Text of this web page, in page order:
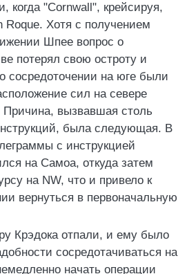
когда "Cornwall", крейсируя,
Roque. Хотя с получением
Шпее вопрос о
потерял свою остроту и
сосредоточении на юге были
сил на севере
Причина, вызвавшая столь
была следующая. В
с инструкцией
на Самоа, откуда затем
на NW, что и привело к
вернуться в первоначальную
Крэдока отпали, и ему было
сосредотачиваться на
начать операции